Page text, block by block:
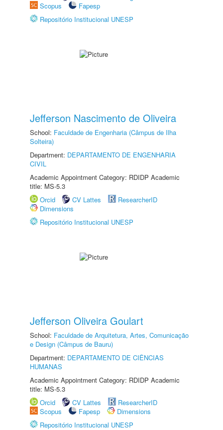
Scopus
Fapesp
Repositório Institucional UNESP
Jefferson Nascimento de Oliveira
School: Faculdade de Engenharia (Câmpus de Ilha
Solteira)
Department: DEPARTAMENTO DE ENGENHARIA
CIVIL
Academic Appointment Category: RDIDP Academic
title: MS-5.3
Orcid
CV Lattes
ResearcherID
Dimensions
Repositório Institucional UNESP
Jefferson Oliveira Goulart
School: Faculdade de Arquitetura, Artes, Comunicação
e Design (Câmpus de Bauru)
Department: DEPARTAMENTO DE CIÊNCIAS
HUMANAS
Academic Appointment Category: RDIDP Academic
title: MS-5.3
Orcid
CV Lattes
ResearcherID
Scopus
Fapesp
Dimensions
Repositório Institucional UNESP